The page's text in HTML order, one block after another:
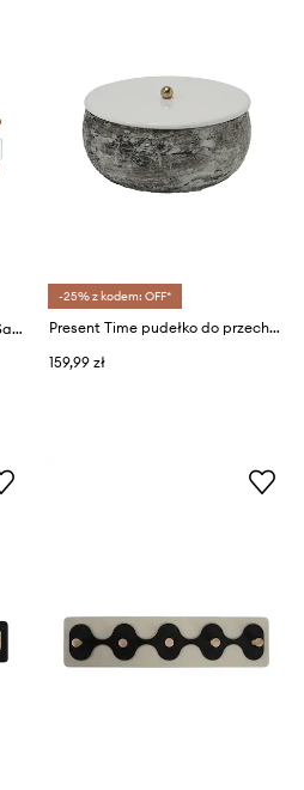
Present Time wieszak ścienny Saturnus
-25% z kodem: OFF*
Present Time pudełko do przechowywania z żelaza
159,99 zł